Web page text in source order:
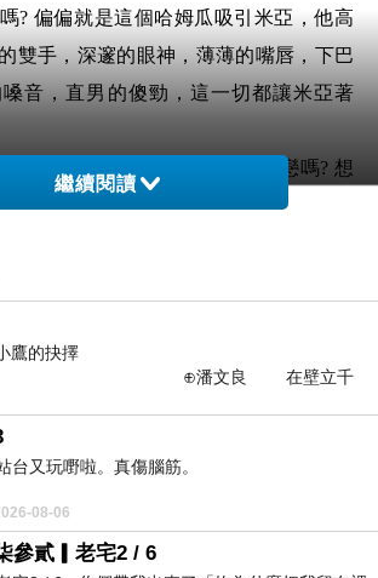
? 偏偏就是這個哈姆瓜吸引米亞，他高
雙手，深邃的眼神，薄薄的嘴唇， 下巴
音 ，直男的傻勁，這一切都讓米亞著
是其他男人，也會如此瘋狂愛戀嗎? 想
她顧自點點頭，就是要他，他才是那位
博物館，牽著手過馬路，一起去吃晚
，在車站旁的酒吧喝一杯，直到末班車
手一起上車。說實話，到底吃了什麼?
麼? 米亞都不太記得了，只記得那天的愉
個
她。米亞早就不記得被人關愛看著是什
炙熱的眼神燃燒著她，令她也跟著意亂
的責任都拋開不管，也許今晚就跟哈姆
繼續閱讀
的抉擇
良 在壁立千
天蔽
台又玩嘢啦。真傷腦筋。
08-06
參貳▎老宅2 / 6